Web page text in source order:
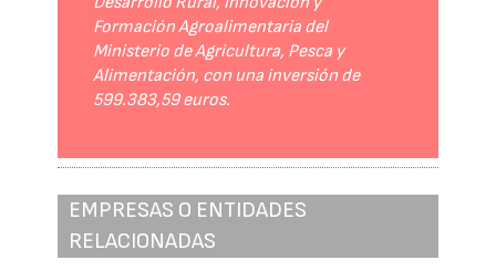
Formación Agroalimentaria del
Ministerio de Agricultura, Pesca y
Alimentación, con una inversión de
599.383,59 euros.
EMPRESAS O ENTIDADES
RELACIONADAS